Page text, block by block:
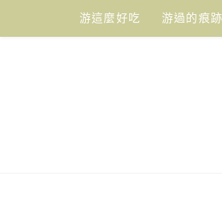
content
游這麼好吃 游過的痕跡